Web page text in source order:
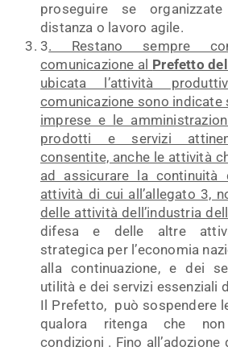
proseguire se
distanza o lavoro agile.
3. Restano sempre
comunicazione al Prefetto
ubicata l’attività
comunicazione sono
imprese e le
prodotti e servizi
consentite, anche le attività
ad assicurare la continuità
attività di cui all’allegato 3,
delle attività dell’industria
difesa e delle altre
strategica per l’economia
alla continuazione, e dei
utilità e dei servizi essenziali
Il Prefetto, può sospendere
qualora ritenga che
condizioni . Fino